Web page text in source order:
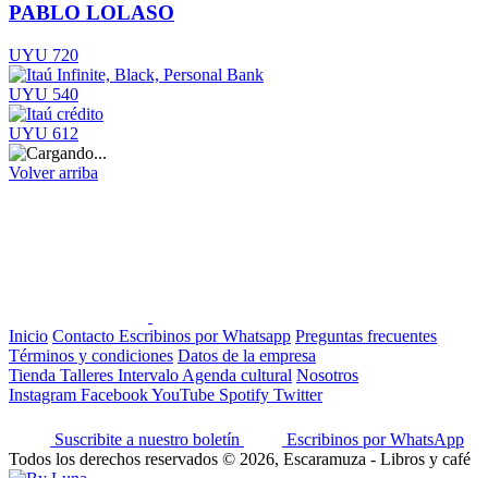
PABLO LOLASO
UYU 720
UYU 540
UYU 612
Volver arriba
Inicio Contacto Escribinos por Whatsapp Preguntas frecuentes
Términos y condiciones Datos de la empresa
Tienda Talleres Intervalo Agenda cultural Nosotros
Instagram FacebookYouTube Spotify Twitter
Suscribite a nuestro boletín
Escribinos por WhatsApp
Todos los derechos reservados © 2026, Escaramuza - Libros y café